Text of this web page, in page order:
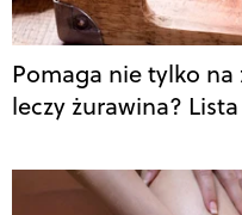
Pomaga nie tylko
leczy żurawina?